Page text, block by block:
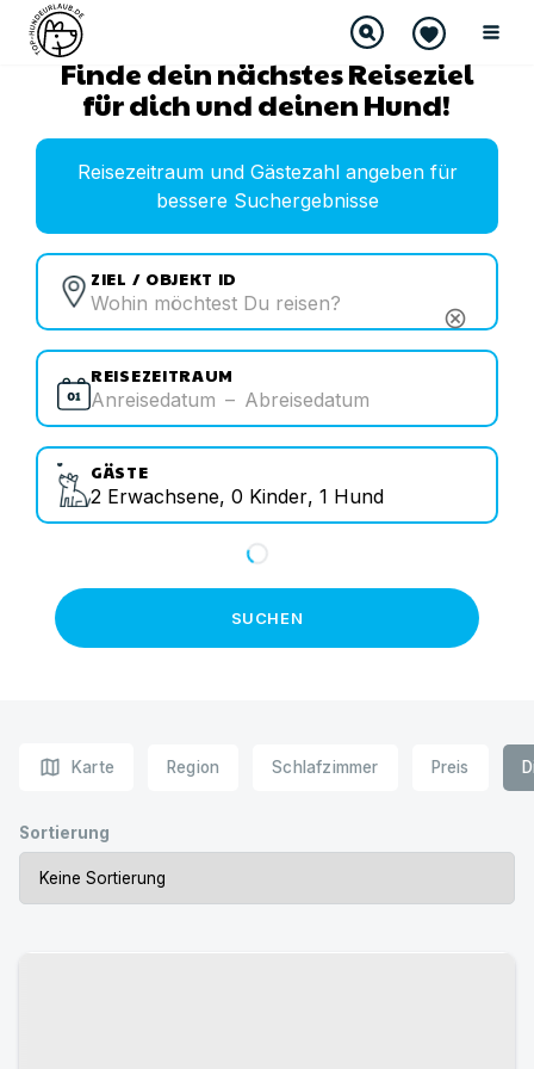
Finde dein nächstes Reiseziel
für dich und deinen Hund!
Reisezeitraum und Gästezahl angeben für
bessere Suchergebnisse
ZIEL / OBJEKT ID
cancel
REISEZEITRAUM
Anreisedatum – Abreisedatum
GÄSTE
2 Erwachsene, 0 Kinder, 1 Hund
SUCHEN
map Karte Region Schlafzimmer Preis
Sortierung